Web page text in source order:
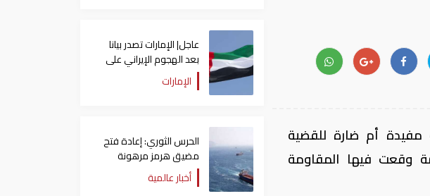
أم ضارة للقضية
وقعت فيها المقاومة
عاجل| الإمارات تصدر بيانا
بعد الهجوم الإيراني على
سفينة تابعة لـ"أدنوك"
الإمارات
الحرس الثوري: إعادة فتح
مضيق هرمز مرهونة
بقبول واشنطن الكامل
لشروط طهران
أخبار عالمية